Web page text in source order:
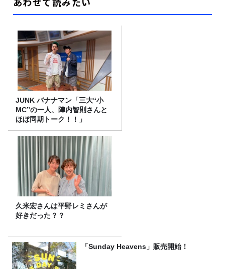
JUNK バナナマン「三大“小
MC”の一人、陣内智則さんと
ほぼ同期トーク！！」
久米宏さんは平野レミさんが
好きだった？？
「Sunday Heavens」販売開始！